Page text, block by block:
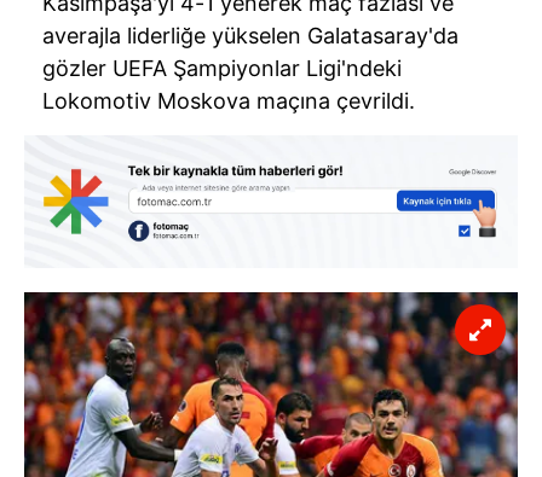
averajla liderliğe yükselen Galatasaray'da
gözler UEFA Şampiyonlar Ligi'ndeki
Lokomotiv Moskova maçına çevrildi.